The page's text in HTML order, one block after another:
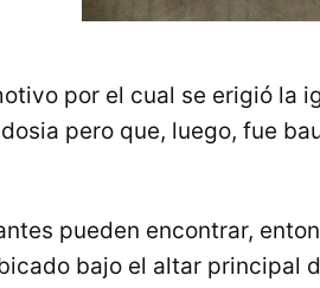
por el cual se erigió la
pero que, luego, fue
pueden encontrar,
bajo el altar principal